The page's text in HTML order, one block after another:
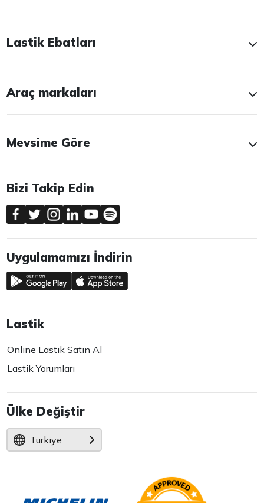
Lastik Ebatları
Araç markaları
Mevsime Göre
Bizi Takip Edin
Uygulamamızı İndirin
Lastik
Online Lastik Satın Al
Lastik Yorumları
Ülke Değiştir
Türkiye